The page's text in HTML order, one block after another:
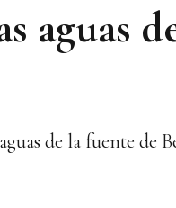
aguas
de la fuente de